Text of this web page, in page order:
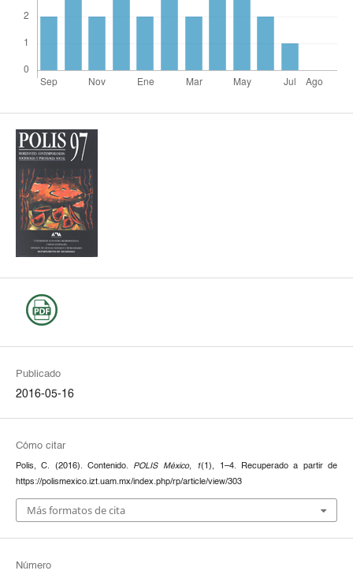
Publicado
2016-05-16
Cómo citar
Polis, C. (2016). Contenido. POLIS México, 1(1), 1–4. Recuperado a partir de
https://polismexico.izt.uam.mx/index.php/rp/article/view/303
Más formatos de cita
Número